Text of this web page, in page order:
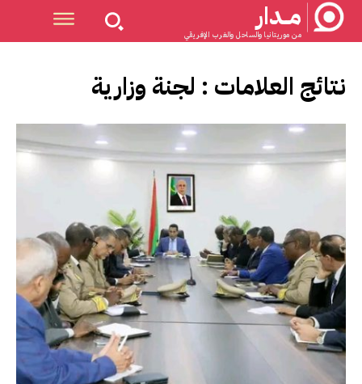
مــدار
من موريتانيا والساحل والغرب الإفريقي
نتائج العلامات : لجنة وزارية